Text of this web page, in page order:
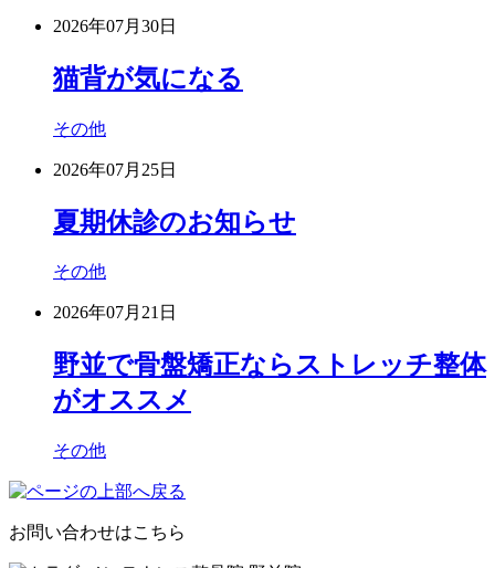
2026年07月30日
猫背が気になる
その他
2026年07月25日
夏期休診のお知らせ
その他
2026年07月21日
野並で骨盤矯正ならストレッチ整体
がオススメ
その他
お問い合わせはこちら